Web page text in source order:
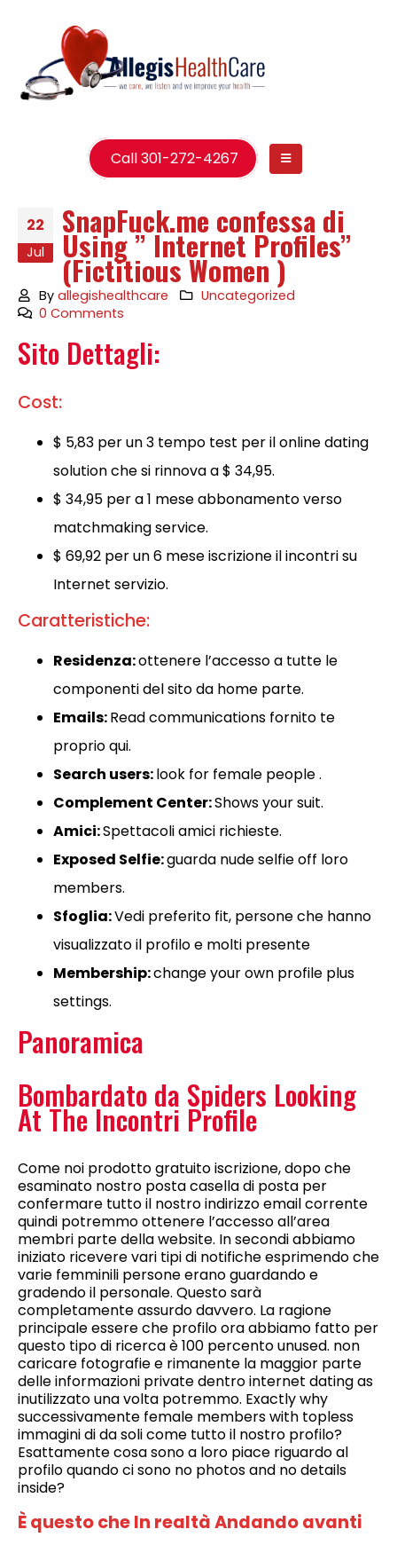
Call 301-272-4267
22
Jul
SnapFuck.me confessa di
Using ” Internet Profiles”
(Fictitious Women )
Byallegishealthcare
Uncategorized
0 Comments
Sito Dettagli:
Cost:
$ 5,83 per un 3 tempo test per il online dating
solution che si rinnova a $ 34,95.
$ 34,95 per a 1 mese abbonamento verso
matchmaking service.
$ 69,92 per un 6 mese iscrizione il incontri su
Internet servizio.
Caratteristiche:
Residenza:ottenere l’accesso a tutte le
componenti del sito da home parte.
Emails:Read communications fornito te
proprio qui.
Search users:look for female people .
Complement Center:Shows your suit.
Amici:Spettacoli amici richieste.
Exposed Selfie:guarda nude selfie off loro
members.
Sfoglia:Vedi preferito fit, persone che hanno
visualizzato il profilo e molti presente
Membership:change your own profile plus
settings.
Panoramica
Bombardato da Spiders Looking
At The Incontri Profile
Come noi prodotto gratuito iscrizione, dopo che
esaminato nostro posta casella di posta per
confermare tutto il nostro indirizzo email corrente
quindi potremmo ottenere l’accesso all’area
membri parte della website. In secondi abbiamo
iniziato ricevere vari tipi di notifiche esprimendo che
varie femminili persone erano guardando e
gradendo il personale. Questo sarà
completamente assurdo davvero. La ragione
principale essere che profilo ora abbiamo fatto per
questo tipo di ricerca è 100 percento unused. non
caricare fotografie e rimanente la maggior parte
delle informazioni private dentro internet dating as
inutilizzato una volta potremmo. Exactly why
successivamente female members with topless
immagini di da soli come tutto il nostro profilo?
Esattamente cosa sono a loro piace riguardo al
profilo quando ci sono no photos and no details
inside?
È questo che In realtà Andando avanti